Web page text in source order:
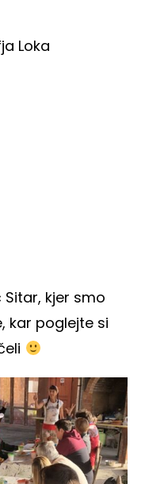
Loka
kjer smo
kar poglejte si